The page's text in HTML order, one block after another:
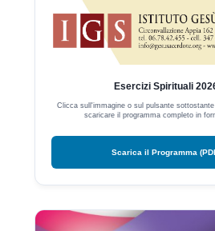
Esercizi Spirituali
Clicca sull'immagine o sul pulsante
scaricare il programma completo in
Scarica il Programma